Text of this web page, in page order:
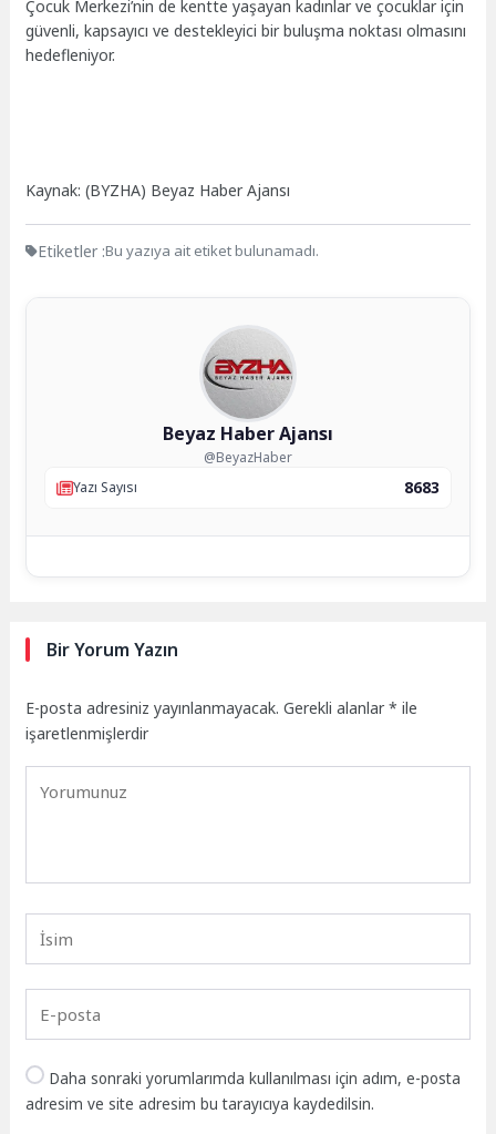
Çocuk Merkezi’nin de kentte yaşayan kadınlar ve çocuklar için
güvenli, kapsayıcı ve destekleyici bir buluşma noktası olmasını
hedefleniyor.
Kaynak: (BYZHA) Beyaz Haber Ajansı
Etiketler :Bu yazıya ait etiket bulunamadı.
Beyaz Haber Ajansı
@BeyazHaber
Yazı Sayısı
8683
Bir Yorum Yazın
E-posta adresiniz yayınlanmayacak. Gerekli alanlar* ile
işaretlenmişlerdir
Daha sonraki yorumlarımda kullanılması için adım, e-posta
adresim ve site adresim bu tarayıcıya kaydedilsin.